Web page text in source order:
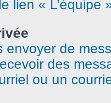
lien « L’équipe
envoyer de
des
ou un